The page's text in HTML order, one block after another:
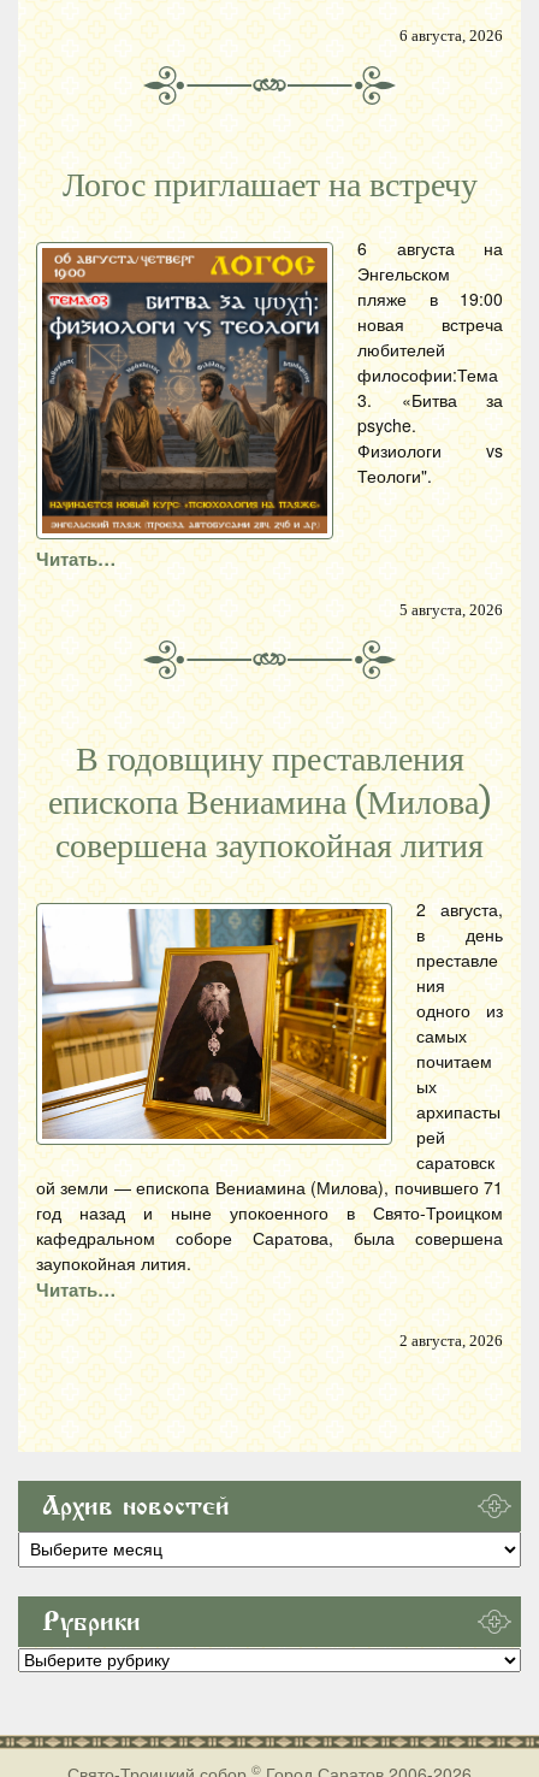
6 августа, 2026
Логос приглашает на встречу
6 августа на
Энгельском
пляже в 19:00
новая встреча
любителей
философии:Тема
3. «Битва за
psyche.
Физиологи vs
Теологи".
Читать…
5 августа, 2026
В годовщину преставления
епископа Вениамина (Милова)
совершена заупокойная лития
2 августа,
в день
преставле
ния
одного из
самых
почитаем
ых
архипасты
рей
саратовск
ой земли — епископа Вениамина (Милова), почившего 71
год назад и ныне упокоенного в Свято-Троицком
кафедральном соборе Саратова, была совершена
заупокойная лития.
Читать…
2 августа, 2026
Архив новостей
Архив
новостей
Рубрики
Рубрики
©